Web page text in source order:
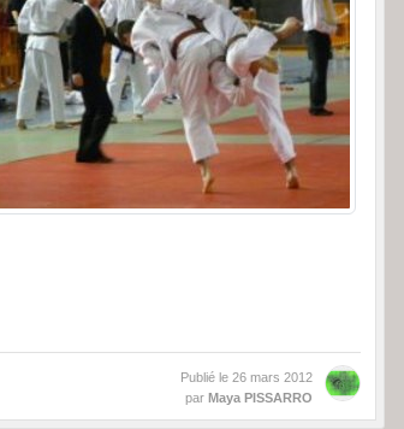
Publié le 26 mars 2012
par Maya PISSARRO